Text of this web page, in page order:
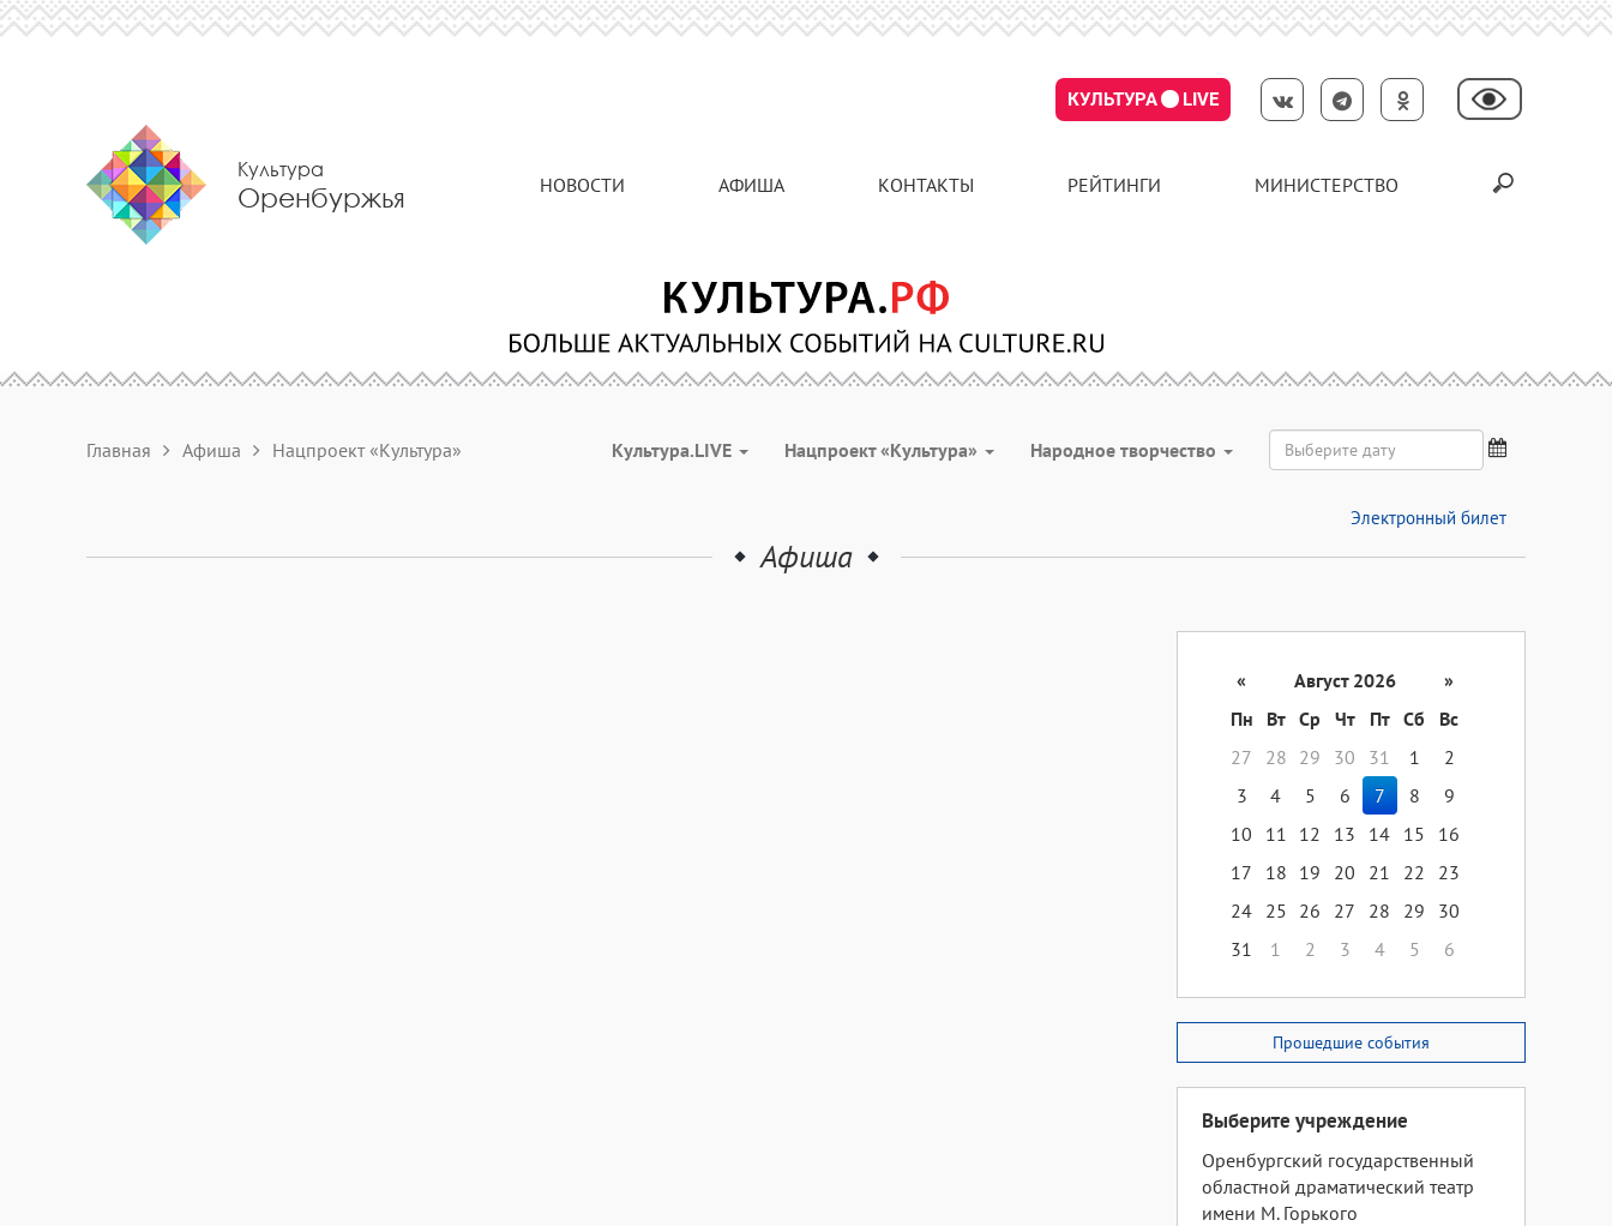
КУЛЬТУРА LIVE
Культура
Оренбуржья НОВОСТИ АФИША КОНТАКТЫ РЕЙТИНГИ МИНИСТЕРСТВО
Главная Афиша Нацпроект «Культура» Культура.LIVE Нацпроект «Культура» Народное творчество
Электронный билет
Афиша
« Август 2026
»
Пн
Вт Ср Чт Пт Сб
Вс
27
28 29 30 31 1
2
3
4 5 6 7 8
9
10
11 12 13 14 15
16
17
18 19 20 21 22
23
24 25 26 27 28 29
30
31
1 2 3 4 5 6
Прошедшие события
Выберите учреждение
Оренбургский государственный
областной драматический театр
имени М. Горького